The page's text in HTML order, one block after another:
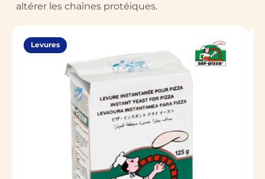
altérer les chaînes protéiques.
Levures